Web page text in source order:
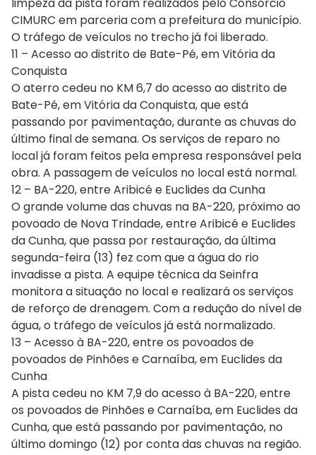
CIMURC em parceria com a prefeitura do município.
O tráfego de veículos no trecho já foi liberado.
11 – Acesso ao distrito de Bate-Pé, em Vitória da
Conquista
O aterro cedeu no KM 6,7 do acesso ao distrito de
Bate-Pé, em Vitória da Conquista, que está
passando por pavimentação, durante as chuvas do
último final de semana. Os serviços de reparo no
local já foram feitos pela empresa responsável pela
obra. A passagem de veículos no local está normal.
12 – BA-220, entre Aribicé e Euclides da Cunha
O grande volume das chuvas na BA-220, próximo ao
povoado de Nova Trindade, entre Aribicé e Euclides
da Cunha, que passa por restauração, da última
segunda-feira (13) fez com que a água do rio
invadisse a pista. A equipe técnica da Seinfra
monitora a situação no local e realizará os serviços
de reforço de drenagem. Com a redução do nível de
água, o tráfego de veículos já está normalizado.
13 – Acesso à BA-220, entre os povoados de
povoados de Pinhões e Carnaíba, em Euclides da
Cunha
A pista cedeu no KM 7,9 do acesso à BA-220, entre
os povoados de Pinhões e Carnaíba, em Euclides da
Cunha, que está passando por pavimentação, no
último domingo (12) por conta das chuvas na região.